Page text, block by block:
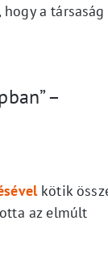
a társaság
–
kötik
az elmúlt